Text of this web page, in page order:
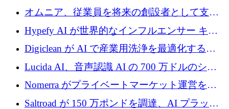
ルの資金を調達、ロンドン事務所を開設
オムニア、従業員を将来の創設者として支援
するために Firedrop でファンドを立ち上げる
Hypefy AI が世界的なインフルエンサー キャ
ンペーンを自動化するためにシリーズ A で
720 万ドルを調達
Digiclean が AI で産業用洗浄を最適化するた
めに 250 万ユーロを調達
Lucida AI、音声認識 AI の 700 万ドルのシー
ドラウンドを終了
Nomerra がプライベートマーケット運営を自
動化するために 200 万ドルを調達
Saltroad が 150 万ポンドを調達、AI プラット